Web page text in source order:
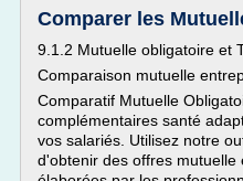
Comparer les
9.1.2 Mutuelle obligatoire et
Comparaison mutuelle
Comparatif Mutuelle
complémentaires santé
vos salariés. Utilisez notre
d'obtenir des offres mutuelle